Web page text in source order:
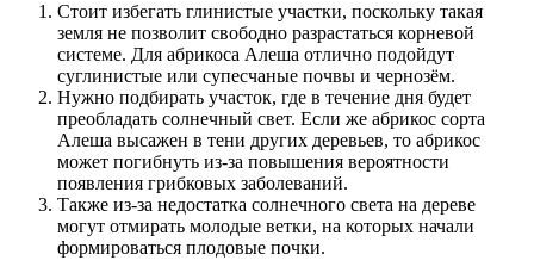
Стоит избегать глинистые участки, поскольку такая
земля не позволит свободно разрастаться корневой
системе. Для абрикоса Алеша отлично подойдут
суглинистые или супесчаные почвы и чернозём.
Нужно подбирать участок, где в течение дня будет
преобладать солнечный свет. Если же абрикос сорта
Алеша высажен в тени других деревьев, то абрикос
может погибнуть из-за повышения вероятности
появления грибковых заболеваний.
Также из-за недостатка солнечного света на дереве
могут отмирать молодые ветки, на которых начали
формироваться плодовые почки.